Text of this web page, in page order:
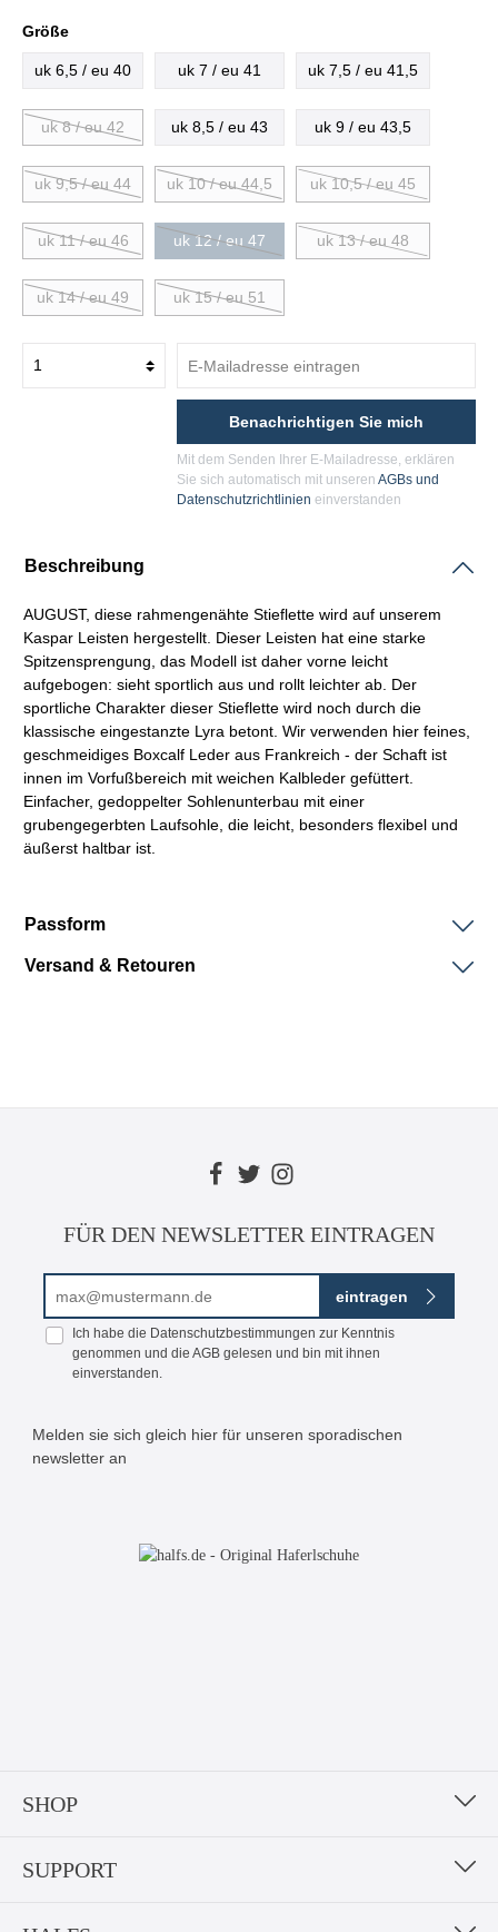
Größe
uk 6,5 / eu 40 uk 7 / eu 41 uk 7,5 / eu 41,5
uk 8 / eu 42 uk 8,5 / eu 43 uk 9 / eu 43,5
uk 9,5 / eu 44 uk 10 / eu 44,5 uk 10,5 / eu 45
uk 11 / eu 46 uk 12 / eu 47 uk 13 / eu 48
uk 14 / eu 49 uk 15 / eu 51
Benachrichtigen Sie mich
Mit dem Senden Ihrer E-Mailadresse, erklären
Sie sich automatisch mit unserenAGBs und
Datenschutzrichtlinien einverstanden
Beschreibung
AUGUST, diese rahmengenähte Stieflette wird auf unserem
Kaspar Leisten hergestellt. Dieser Leisten hat eine starke
Spitzensprengung, das Modell ist daher vorne leicht
aufgebogen: sieht sportlich aus und rollt leichter ab. Der
sportliche Charakter dieser Stieflette wird noch durch die
klassische eingestanzte Lyra betont. Wir verwenden hier feines,
geschmeidiges Boxcalf Leder aus Frankreich - der Schaft ist
innen im Vorfußbereich mit weichen Kalbleder gefüttert.
Einfacher, gedoppelter Sohlenunterbau mit einer
grubengegerbten Laufsohle, die leicht, besonders flexibel und
äußerst haltbar ist.
Passform
Versand & Retouren
FÜR DEN NEWSLETTER EINTRAGEN
eintragen
Ich habe die Datenschutzbestimmungen zur Kenntnis
genommen und die AGB gelesen und bin mit ihnen
einverstanden.
Melden sie sich gleich hier für unseren sporadischen
newsletter an
SHOP
SUPPORT